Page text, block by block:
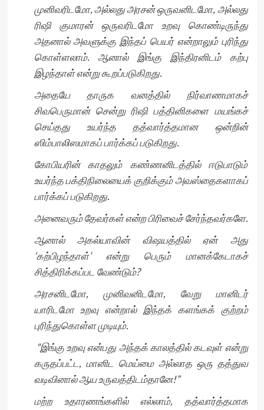
முனிவரிடமோ, அல்லது அரசன் ஒருவனிடமோ, அல்லது
ரிஷி குமாரன் ஒருவரிடமோ உறவு கொண்டிருந்து
அதனால் அவளுக்கு இந்தப் பெயர் என்றாலும் புரிந்து
கொள்ளலாம். ஆனால் இங்கு இந்திரனிடம் கற்பு
இழந்தாள் என்று கூறப்படுகிறது.
அதையே தாருக வனத்தில் நிர்வாணமாகச்
சிவபெருமான் சென்று ரிஷி பத்தினிகளை மயங்கச்
செய்தது உயர்ந்த தத்வார்த்தமான ஒன்றின்
ஸிம்பாலிஸமாகப் பார்க்கப் படுகிறது.
கோபியரின் காதலும் கண்ணனிடத்தில் ஈடுபாடும்
உயர்ந்த பக்திநிலையைக் குறிக்கும் அவஸ்தைகளாகப்
பார்க்கப் படுகிறது.
அனைவரும் தேவர்கள் என்ற பிரிவைச் சேர்ந்தவர்களே.
ஆனால் அகல்யாவின் விஷயத்தில் ஏன் அது
‘கற்பிழந்தாள்’ என்று பெரும் மானக்கேடாகச்
சித்திரிக்கப்பட வேண்டும்?
அரசனிடமோ, முனிவனிடமோ, வேறு மானிடர்
யாரிடமோ உறவு என்றால் இந்தக் களங்கக் குற்றம்
புரிந்துகொள்ள முடியும்.
“இங்கு உறவு என்பது அந்தக் காலத்தில் கடவுள் என்று
கருதப்பட்ட, மானிட மெய்மை அல்லாத ஒரு தத்துவ
வடிவினால் ஆய உருவத்திடம்தானே!”
மற்ற உதாரணங்களில் எல்லாம், தத்வார்த்தமாக